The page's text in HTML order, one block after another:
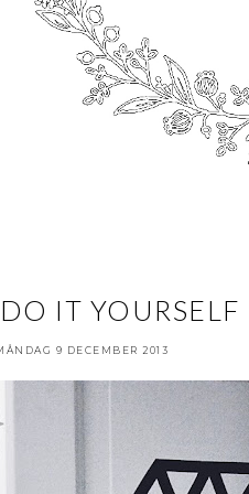
IT YOURSELF
9 DECEMBER 2013